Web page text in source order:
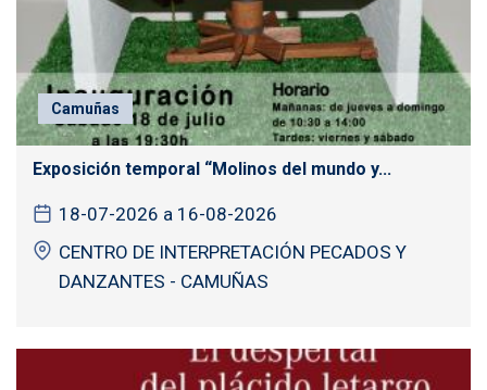
Camuñas
Exposición temporal “Molinos del mundo y...
18-07-2026 a 16-08-2026
CENTRO DE INTERPRETACIÓN PECADOS Y
DANZANTES - CAMUÑAS